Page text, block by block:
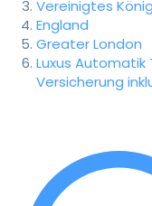
Vereinigtes
England
Greater London
Luxus
Versicherung